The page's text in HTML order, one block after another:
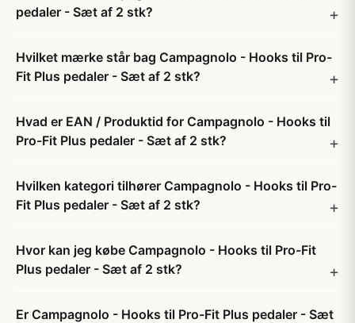
pedaler - Sæt af 2 stk?
Hvilket mærke står bag Campagnolo - Hooks til Pro-
Fit Plus pedaler - Sæt af 2 stk?
Hvad er EAN / Produktid for Campagnolo - Hooks til
Pro-Fit Plus pedaler - Sæt af 2 stk?
Hvilken kategori tilhører Campagnolo - Hooks til Pro-
Fit Plus pedaler - Sæt af 2 stk?
Hvor kan jeg købe Campagnolo - Hooks til Pro-Fit
Plus pedaler - Sæt af 2 stk?
Er Campagnolo - Hooks til Pro-Fit Plus pedaler - Sæt